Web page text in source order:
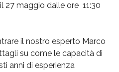
27 maggio dalle ore 11:30
il nostro esperto Marco
su come le capacità di
anni di esperienza